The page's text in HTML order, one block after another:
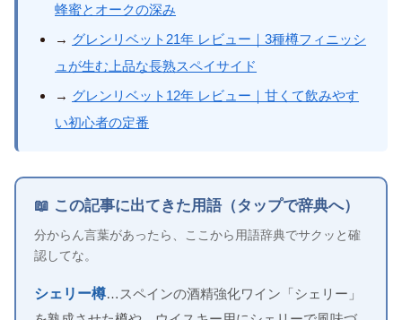
蜂蜜とオークの深み
→ グレンリベット21年 レビュー｜3種樽フィニッシ
ュが生む上品な長熟スペイサイド
→ グレンリベット12年 レビュー｜甘くて飲みやす
い初心者の定番
📖 この記事に出てきた用語（タップで辞典へ）
分からん言葉があったら、ここから用語辞典でサクッと確
認してな。
シェリー樽…スペインの酒精強化ワイン「シェリー」